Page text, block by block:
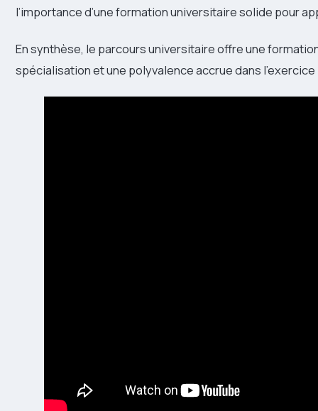
l’importance d’une formation universitaire solide pour
En synthèse, le parcours universitaire offre une
spécialisation et une polyvalence accrue dans